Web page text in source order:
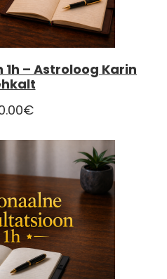
– Astroloog Karin
€